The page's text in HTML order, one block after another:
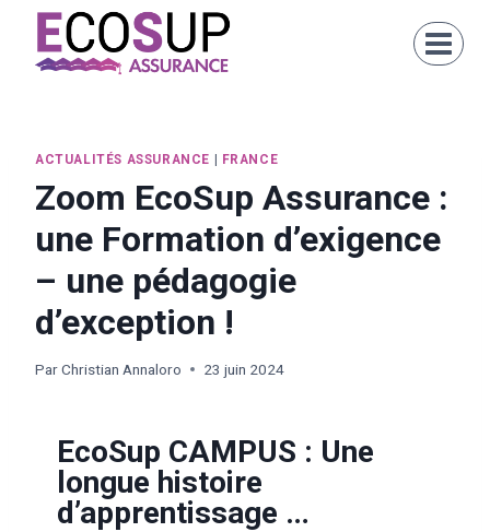
ACTUALITÉS ASSURANCE FRANCE
Zoom EcoSup Assurance :
une Formation d’exigence
– une pédagogie
d’exception !
ParChristian Annaloro 23 juin 2024
EcoSup CAMPUS : Une
longue histoire
d’apprentissage …